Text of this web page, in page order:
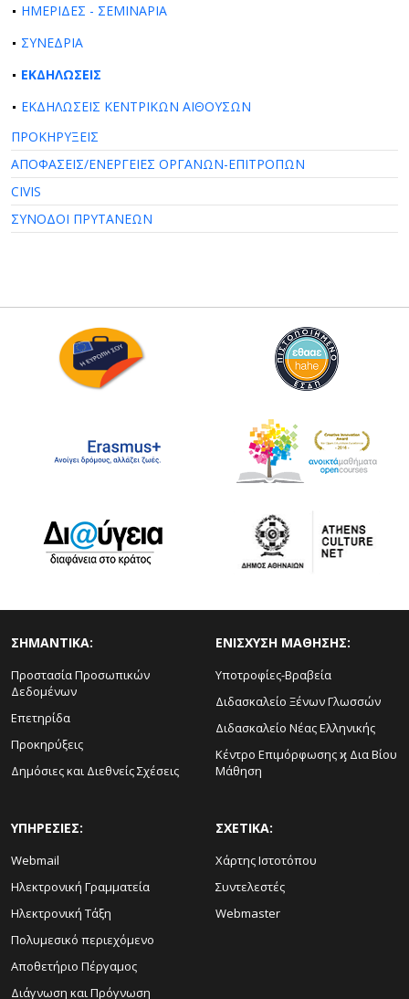
ΗΜΕΡΙΔΕΣ - ΣΕΜΙΝΑΡΙΑ
ΣΥΝΕΔΡΙΑ
ΕΚΔΗΛΩΣΕΙΣ
ΕΚΔΗΛΩΣΕΙΣ ΚΕΝΤΡΙΚΩΝ ΑΙΘΟΥΣΩΝ
ΠΡΟΚΗΡΥΞΕΙΣ
ΑΠΟΦΑΣΕΙΣ/ΕΝΕΡΓΕΙΕΣ ΟΡΓΑΝΩΝ-ΕΠΙΤΡΟΠΩΝ
CIVIS
ΣΥΝΟΔΟΙ ΠΡΥΤΑΝΕΩΝ
ΣΗΜΑΝΤΙΚΑ:
Προστασία Προσωπικών
Δεδομένων
Επετηρίδα
Προκηρύξεις
Δημόσιες και Διεθνείς Σχέσεις
ΕΝΙΣΧΥΣΗ ΜΑΘΗΣΗΣ:
Υποτροφίες-Βραβεία
Διδασκαλείο Ξένων Γλωσσών
Διδασκαλείο Νέας Ελληνικής
Κέντρο Επιμόρφωσης ϗ Δια Βίου
Μάθηση
ΥΠΗΡΕΣΙΕΣ:
Webmail
Ηλεκτρονική Γραμματεία
Ηλεκτρονική Τάξη
Πολυμεσικό περιεχόμενο
Αποθετήριο Πέργαμος
Διάγνωση και Πρόγνωση
ΣΧΕΤΙΚΑ:
Χάρτης Ιστοτόπου
Συντελεστές
Webmaster